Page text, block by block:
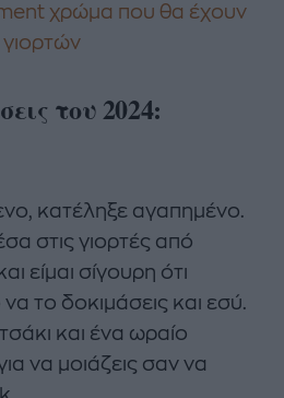
χρώμα που θα έχουν
του 2024:
κατέληξε αγαπημένο.
στις γιορτές από
είμαι σίγουρη ότι
το δοκιμάσεις και εσύ.
και ένα ωραίο
να μοιάζεις σαν να